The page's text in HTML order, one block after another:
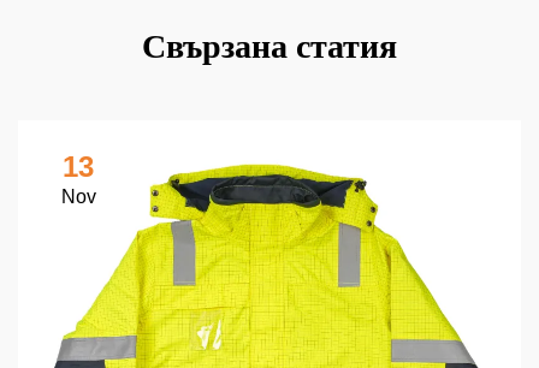
Свързана статия
13
Nov